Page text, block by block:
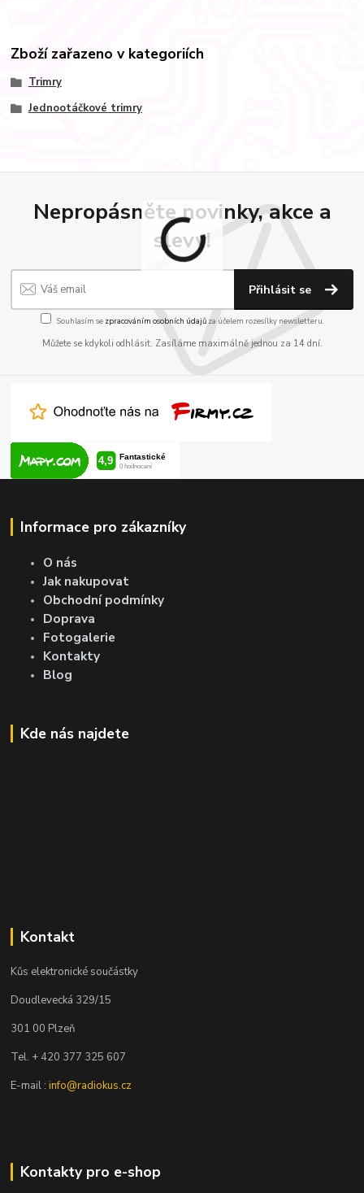
Zboží zařazeno v kategoriích
Trimry
Jednootáčkové trimry
Nepropásněte novinky, akce a
slevy!
Přihlásit se
Souhlasím se zpracováním osobních údajůza účelem rozesílky newsletteru.
Můžete se kdykoli odhlásit. Zasíláme maximálně jednou za 14 dní.
Informace pro zákazníky
O nás
Jak nakupovat
Obchodní podmínky
Doprava
Fotogalerie
Kontakty
Blog
Kde nás najdete
Kontakt
Kůs elektronické součástky
Doudlevecká 329/15
301 00 Plzeň
Tel. + 420 377 325 607
E-mail :info@radiokus.cz
Kontakty pro e-shop